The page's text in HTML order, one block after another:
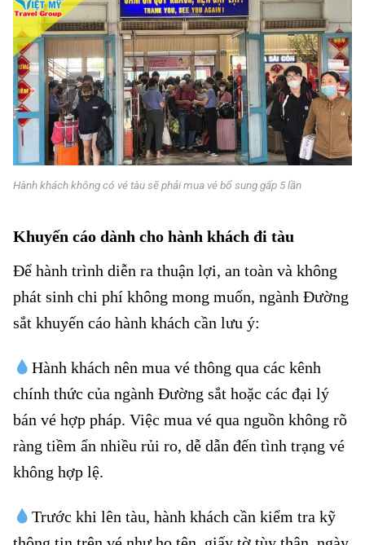
Hành khách không có vé tàu sẽ phải mua vé bổ sung gấp 5 lần
Khuyến cáo dành cho hành khách đi tàu
Để hành trình diễn ra thuận lợi, an toàn và không
phát sinh chi phí không mong muốn, ngành Đường
sắt khuyến cáo hành khách cần lưu ý:
Hành khách nên mua vé thông qua các kênh
chính thức của ngành Đường sắt hoặc các đại lý
bán vé hợp pháp. Việc mua vé qua nguồn không rõ
ràng tiềm ẩn nhiều rủi ro, dễ dẫn đến tình trạng vé
không hợp lệ.
Trước khi lên tàu, hành khách cần kiểm tra kỹ